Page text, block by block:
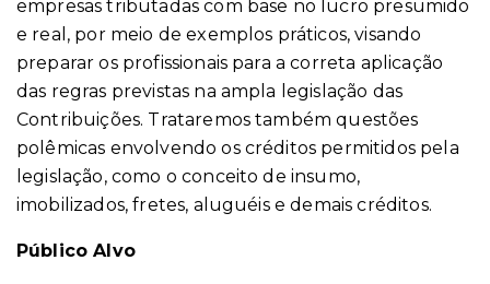
empresas tributadas com base no lucro presumido
e real, por meio de exemplos práticos, visando
preparar os profissionais para a correta aplicação
das regras previstas na ampla legislação das
Contribuições. Trataremos também questões
polêmicas envolvendo os créditos permitidos pela
legislação, como o conceito de insumo,
imobilizados, fretes, aluguéis e demais créditos.
Público Alvo